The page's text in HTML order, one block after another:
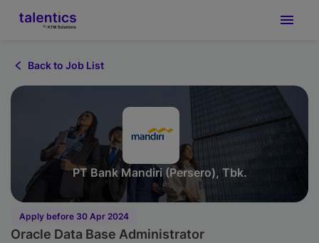
Back to Job List
PT Bank Mandiri (Persero), Tbk.
Apply before 30 Apr 2024
Oracle Data Base Administrator